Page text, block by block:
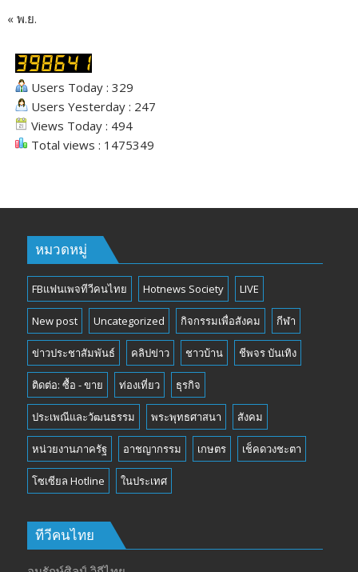
« พ.ย.
Users Today : 329
Users Yesterday : 247
Views Today : 494
Total views : 1475349
หมวดหมู่
FBแฟนเพจทีวีคนไทย Hotnews Society LIVE
New post Uncategorized กิจกรรมเพื่อสังคม กีฬา
ข่าวประชาสัมพันธ์ คลิปข่าว ชาวบ้าน ชีพจร บันเทิง
ติดต่อ: ซื้อ - ขาย ท่องเที่ยว ธุรกิจ
ประเพณีและวัฒนธรรม พระพุทธศาสนา สังคม
หน่วยงานภาครัฐ อาชญากรรม เกษตร เช็คดวงชะตา
โซเซียล Hotline ในประเทศ
ทีวีคนไทย